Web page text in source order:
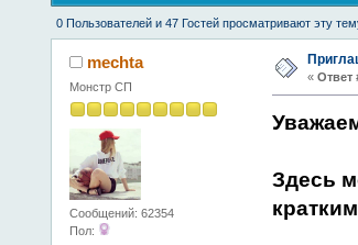
0 Пользователей и 47 Гостей просматривают эту
mechta
Монстр СП
Сообщений: 62354
Пол:
« Ответ
Здесь